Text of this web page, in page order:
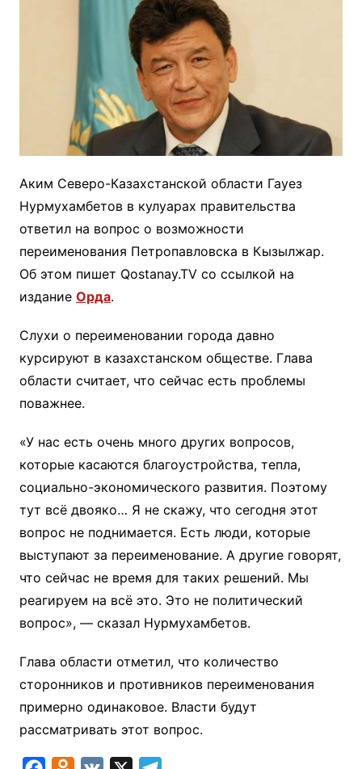
Аким Северо-Казахстанской области Гауез
Нурмухамбетов в кулуарах правительства
ответил на вопрос о возможности
переименования Петропавловска в Кызылжар.
Об этом пишет Qostanay.TV со ссылкой на
издание Орда.
Слухи о переименовании города давно
курсируют в казахстанском обществе. Глава
области считает, что сейчас есть проблемы
поважнее.
«У нас есть очень много других вопросов,
которые касаются благоустройства, тепла,
социально-экономического развития. Поэтому
тут всё двояко… Я не скажу, что сегодня этот
вопрос не поднимается. Есть люди, которые
выступают за переименование. А другие говорят,
что сейчас не время для таких решений. Мы
реагируем на всё это. Это не политический
вопрос», — сказал Нурмухамбетов.
Глава области отметил, что количество
сторонников и противников переименования
примерно одинаковое. Власти будут
рассматривать этот вопрос.